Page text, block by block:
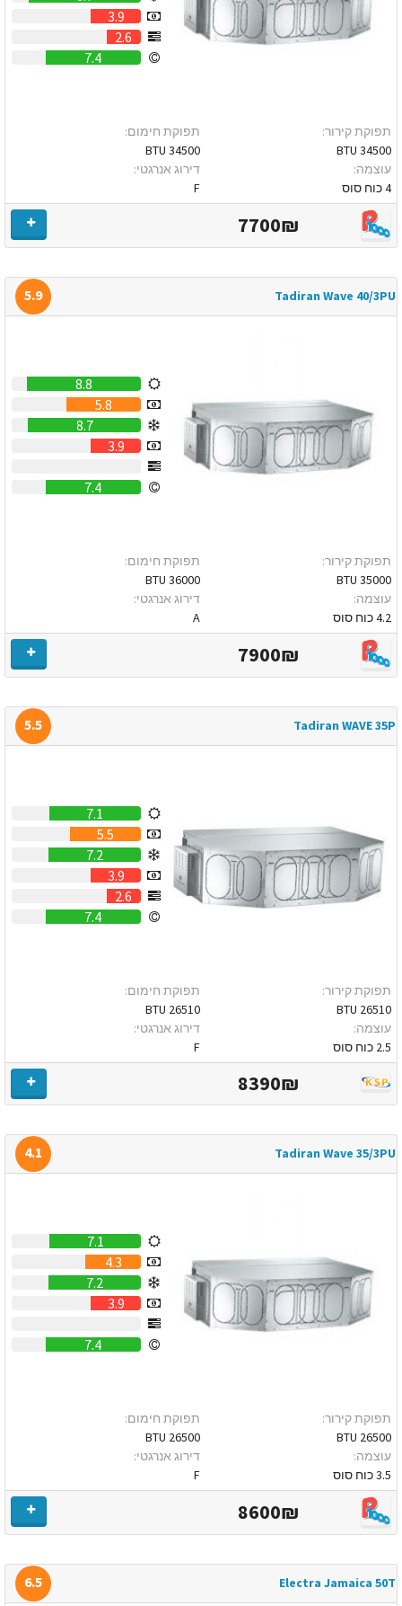
3.9
2.6
7.4
תפוקת קירור:
34500 BTU
עוצמה:
4 כוח סוס
תפוקת חימום:
34500 BTU
דירוג אנרגטי:
F
7700₪
Tadiran Wave 40/3PU
5.9
8.8
5.8
8.7
3.9
7.4
תפוקת קירור:
35000 BTU
עוצמה:
4.2 כוח סוס
תפוקת חימום:
36000 BTU
דירוג אנרגטי:
A
7900₪
Tadiran WAVE 35P
5.5
7.1
5.5
7.2
3.9
2.6
7.4
תפוקת קירור:
26510 BTU
עוצמה:
2.5 כוח סוס
תפוקת חימום:
26510 BTU
דירוג אנרגטי:
F
8390₪
Tadiran Wave 35/3PU
4.1
7.1
4.3
7.2
3.9
7.4
תפוקת קירור:
26500 BTU
עוצמה:
3.5 כוח סוס
תפוקת חימום:
26500 BTU
דירוג אנרגטי:
F
8600₪
Electra Jamaica 50T
6.5